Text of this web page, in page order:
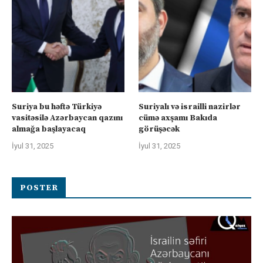
Suriya bu həftə Türkiyə
vasitəsilə Azərbaycan qazını
almağa başlayacaq
İyul 31, 2025
Suriyalı və israilli nazirlər
cümə axşamı Bakıda
görüşəcək
İyul 31, 2025
POSTER